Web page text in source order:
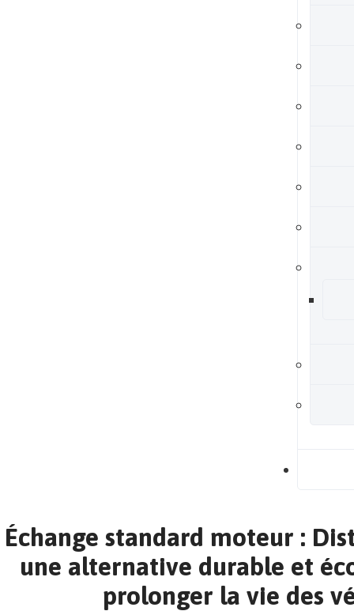
Échange standard moteur :
une alternative durable et
prolonger la vie des